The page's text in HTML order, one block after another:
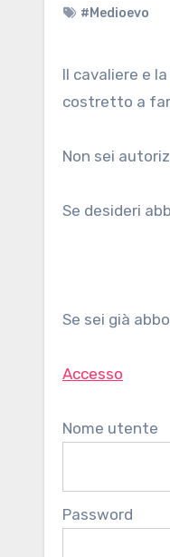
#Medioevo
Il cavaliere e la mosca. Un uomo dei nostri giorni si trova trasportato al tempo dei cavalieri erranti, ed è
costretto a
Non sei
Se desideri
Se sei già
Accesso
Nome utente
Password